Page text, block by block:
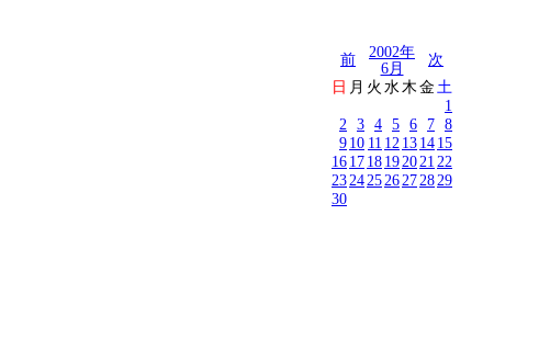
前
2002年
6月
次
日 月 火 水 木金 土
1
2
3 4 5 6 7 8
910 11 12 131415
161718192021 22
23242526272829
30